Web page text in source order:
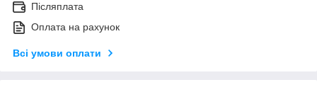
Післяплата
Оплата на рахунок
Всі умови оплати